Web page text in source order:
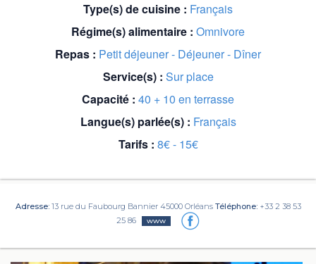
Type(s) de cuisine : Français
Régime(s) alimentaire : Omnivore
Repas : Petit déjeuner - Déjeuner - Dîner
Service(s) : Sur place
Capacité : 40 + 10 en terrasse
Langue(s) parlée(s) : Français
Tarifs : 8€ - 15€
Adresse: 13 rue du Faubourg Bannier 45000 Orléans Téléphone:+33 2 38 53
25 86
www